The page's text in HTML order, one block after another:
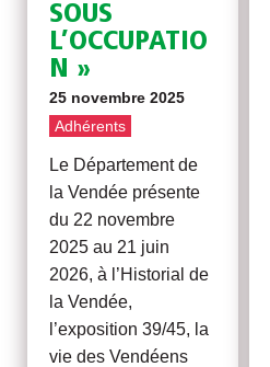
SOUS
L’OCCUPATIO
N »
25 novembre 2025
Adhérents
Le Département de
la Vendée présente
du 22 novembre
2025 au 21 juin
2026, à l’Historial de
la Vendée,
l’exposition 39/45, la
vie des Vendéens